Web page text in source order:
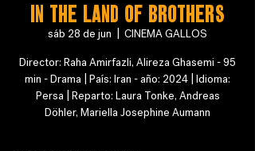
In the land of brothers
sáb 28 de jun
CINEMA GALLOS
Director: Raha Amirfazli, Alireza Ghasemi - 95
min - Drama | País: Iran - año: 2024 | Idioma:
Persa | Reparto: Laura Tonke, Andreas
Döhler, Mariella Josephine Aumann